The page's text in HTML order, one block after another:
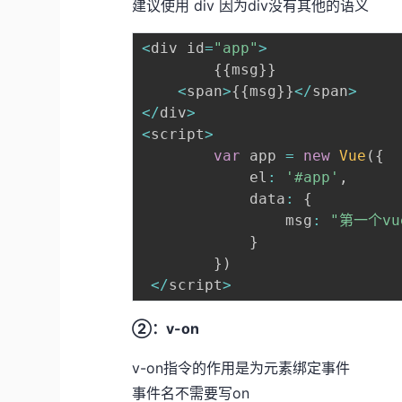
建议使用 div 因为div没有其他的语义
<div id="app">
{{msg}}
<span>{{msg}}</span>
</div>
<script>
var app = new Vue ( {
            el
: '#app' ,
            data
:
{
                msg
:
"第一个
}
} )
</script>
②：v-on
v-on指令的作用是为元素绑定事件
事件名不需要写on